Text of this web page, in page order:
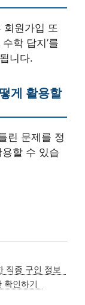
회원가입 또
학 답지’를
니다.
게 활용할
린 문제를 정
할 수 있습
직종 구인 정보
확인하기